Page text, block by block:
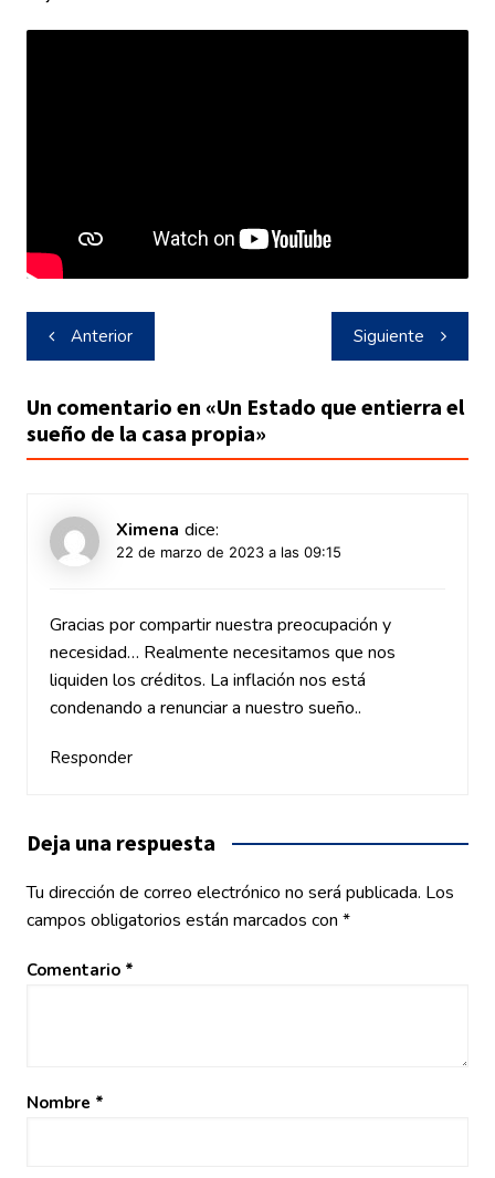
Navegación
de
entradas
Anterior Siguiente
Un comentario en «Un Estado que entierra el
sueño de la casa propia»
Ximena dice:
22 de marzo de 2023 a las 09:15
Gracias por compartir nuestra preocupación y
necesidad… Realmente necesitamos que nos
liquiden los créditos. La inflación nos está
condenando a renunciar a nuestro sueño..
Responder
Deja una respuesta
Tu dirección de correo electrónico no será publicada. Los
campos obligatorios están marcados con *
Comentario *
Nombre *